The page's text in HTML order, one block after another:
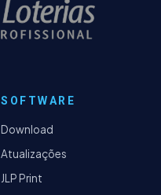
SOFTWARE
Download
Atualizações
JLP Print